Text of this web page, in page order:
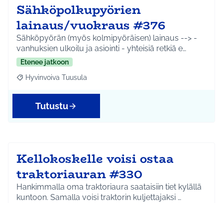
Sähköpolkupyörien
lainaus/vuokraus #376
Sähköpyörän (myös kolmipyöräisen) lainaus --> -
vanhuksien ulkoilu ja asiointi - yhteisiä retkiä e…
Etenee jatkoon
Rajaa tulokset aihepiirin mukaan: Hyvinvoiva Tuusula
Hyvinvoiva Tuusula
Tutustu
Kellokoskelle voisi ostaa
traktoriauran #330
Hankimmalla oma traktoriaura saataisiin tiet kylällä
kuntoon. Samalla voisi traktorin kuljettajaksi …